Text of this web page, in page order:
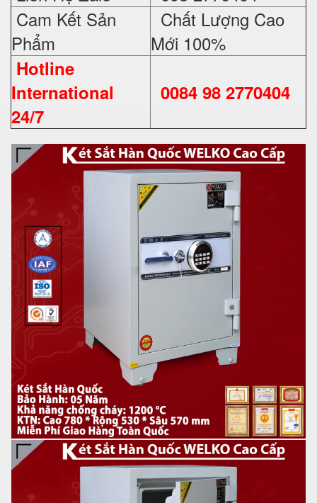
Cam Kết Sản
Phẩm
Chất Lượng Cao
Mới 100%
Hotline
International
24/7
0084 98 2770404